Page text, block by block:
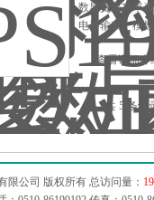
数显交流功率
电器输出、模
查看详细介
共 5 条
限公司 版权所有 总访问量：